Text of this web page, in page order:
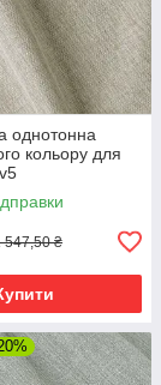
однотонна
кольору для
547,50 ₴